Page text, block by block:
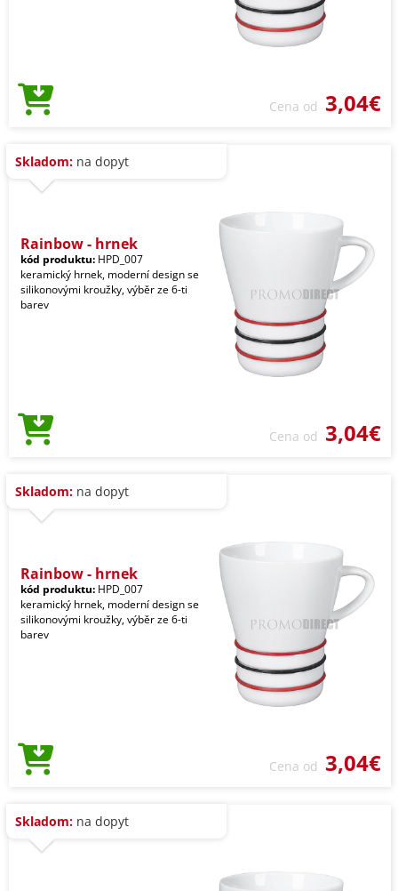
Cena od 3,04€
Skladom: na dopyt
Rainbow - hrnek
kód produktu: HPD_007
keramický hrnek, moderní design se
silikonovými kroužky, výběr ze 6-ti
barev
Cena od 3,04€
Skladom: na dopyt
Rainbow - hrnek
kód produktu: HPD_007
keramický hrnek, moderní design se
silikonovými kroužky, výběr ze 6-ti
barev
Cena od 3,04€
Skladom: na dopyt